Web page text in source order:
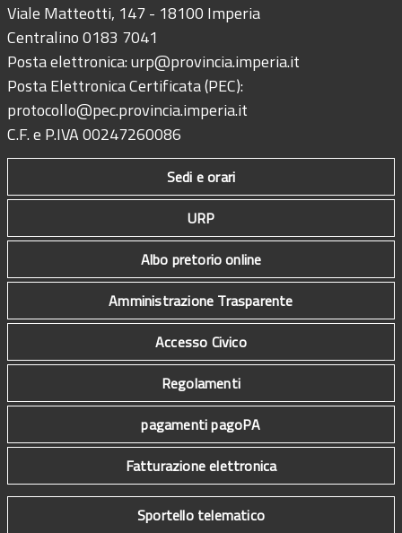
Viale Matteotti, 147 - 18100 Imperia
Centralino 0183 7041
Posta elettronica:urp@provincia.imperia.it
Posta Elettronica Certificata (PEC):
protocollo@pec.provincia.imperia.it
C.F. e P.IVA 00247260086
Sedi e orari
URP
Albo pretorio online
Amministrazione Trasparente
Accesso Civico
Regolamenti
pagamenti pagoPA
Fatturazione elettronica
Sportello telematico